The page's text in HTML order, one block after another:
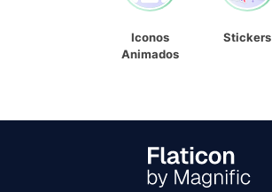
Iconos
Animados
Stickers